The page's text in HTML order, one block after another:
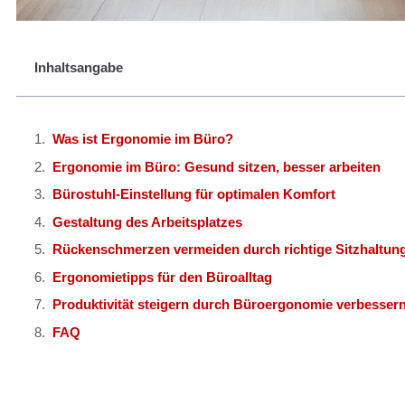
Inhaltsangabe
Was ist Ergonomie im Büro?
Ergonomie im Büro: Gesund sitzen, besser arbeiten
Bürostuhl-Einstellung für optimalen Komfort
Gestaltung des Arbeitsplatzes
Rückenschmerzen vermeiden durch richtige
Ergonomietipps für den Büroalltag
Produktivität steigern durch Büroergonomie
FAQ